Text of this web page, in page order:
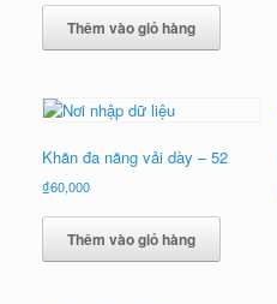
Thêm vào giỏ hàng
Khăn đa năng vải dày – 52
₫60,000
Thêm vào giỏ hàng